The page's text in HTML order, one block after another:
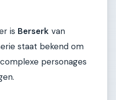
is Berserk van
staat bekend om
personages